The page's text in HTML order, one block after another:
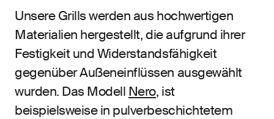
Unsere Grills werden aus hochwertigen
Materialien hergestellt, die aufgrund ihrer
Festigkeit und Widerstandsfähigkeit
gegenüber Außeneinflüssen ausgewählt
wurden. Das Modell Nero, ist
beispielsweise in pulverbeschichtetem